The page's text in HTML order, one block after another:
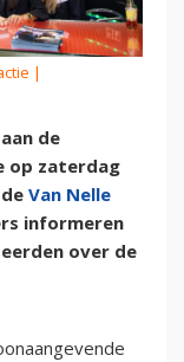
|
de
op zaterdag
Van Nelle
informeren
over de